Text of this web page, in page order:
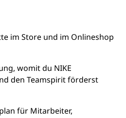
im Store und im Onlineshop
womit du NIKE
den Teamspirit förderst
für Mitarbeiter,